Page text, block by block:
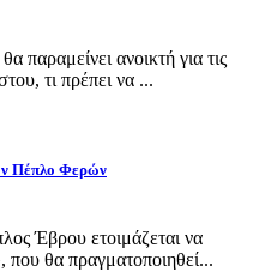
ανοικτή για τις
τι πρέπει να ...
Πέπλο Φερών
Έβρου ετοιμάζεται να
που θα πραγματοποιηθεί...